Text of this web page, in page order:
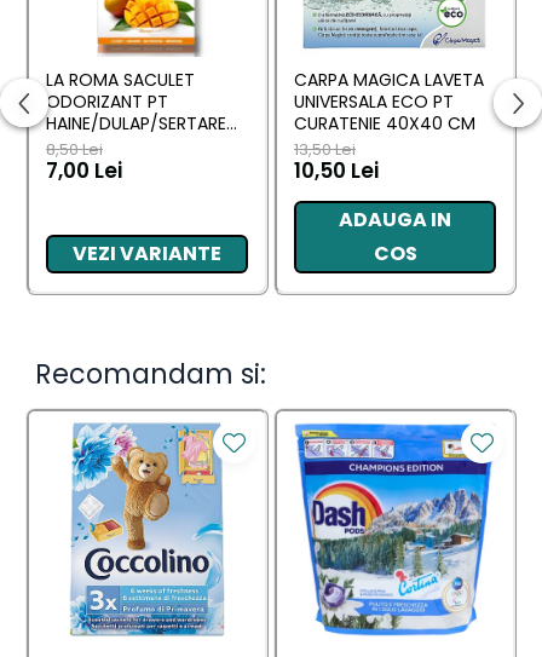
LA ROMA SACULET
ODORIZANT PT
HAINE/DULAP/SERTARE
MANGO 26G
8,50 Lei
7,00 Lei
VEZI VARIANTE
CARPA MAGICA LAVETA
UNIVERSALA ECO PT
CURATENIE 40X40 CM
13,50 Lei
10,50 Lei
ADAUGA IN
COS
Recomandam si: